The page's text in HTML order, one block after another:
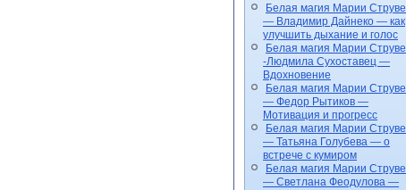
Белая магия Марии Струве
— Владимир Дайнеко — как
улучшить дыхание и голос
Белая магия Марии Струве
-Людмила Сухоставец —
Вдохновение
Белая магия Марии Струве
— Федор Рытиков —
Мотивация и прогресс
Белая магия Марии Струве
— Татьяна Голубева — о
встрече с кумиром
Белая магия Марии Струве
— Светлана Феодулова —